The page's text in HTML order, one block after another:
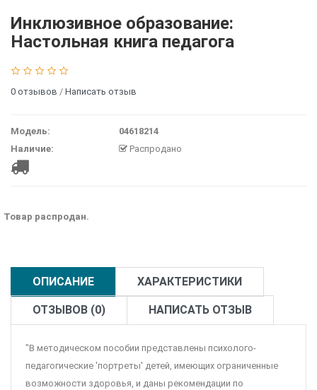
Инклюзивное образование:
Настольная книга педагога
0 отзывов / Написать отзыв
Модель:
04618214
Наличие:
Распродано
Товар распродан.
ОПИСАНИЕ ХАРАКТЕРИСТИКИ
ОТЗЫВОВ (0) НАПИСАТЬ ОТЗЫВ
"В методическом пособии представлены психолого-
педагогические 'портреты' детей, имеющих ограниченные
возможности здоровья, и даны рекомендации по